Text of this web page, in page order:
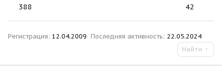
388 42
Регистрация 12.04.2009 Последняя активность 22.05.2024
Найти